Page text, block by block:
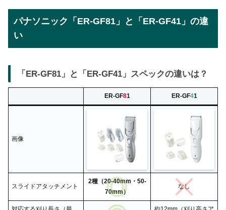
パナソニック「 ER-GF81」と「 ER-GF41」の違
い
「 ER-GF81 」と「 ER-GF41 」スペックの違いは？
ER-GF81 ER-GF41
画像
スライドアタッチメント
2種（20-40mm・50-
70mm）
なし